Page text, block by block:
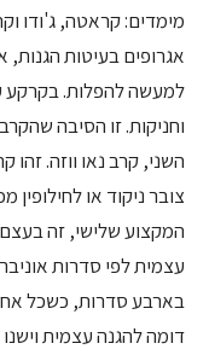
מימדים: קראטה, ג'ודו
אגרופים בעיטות
למעשה להפלות. בקרקע
וחניקות. זו הסיבה
השני, קרב נאו ווזה.
צובר ניקוד או
המקצוע שלישי, זה בעצם
עצמית לפי סדרות
דומה להגנה עצמית